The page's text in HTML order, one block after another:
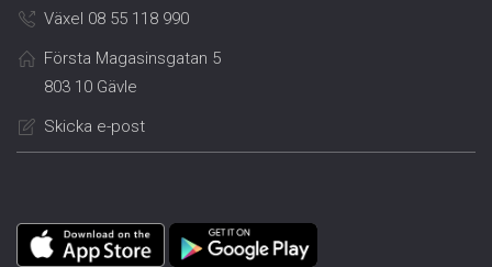
Växel 08 55 118 990
Första Magasinsgatan 5
803 10 Gävle
Skicka e-post